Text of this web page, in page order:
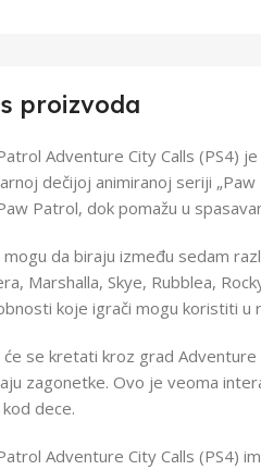
proizvoda
Adventure City Calls (PS4)
dečijoj animiranoj seriji
Patrol, dok pomažu u
mogu da biraju između sedam
Marshalla, Skye, Rubblea,
koje igrači mogu koristiti u
će se kretati kroz grad
zagonetke. Ovo je veoma
dece.
Adventure City Calls (PS4)